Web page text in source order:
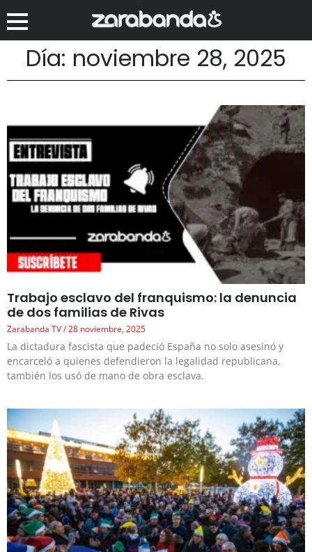
Día: noviembre 28, 2025
Trabajo esclavo del franquismo: la denuncia
de dos familias de Rivas
Zarabanda TV 28 noviembre, 2025
La dictadura fascista que padeció España no solo asesinó y
encarceló a quienes defendieron la legalidad republicana,
también los usó de mano de obra esclava.